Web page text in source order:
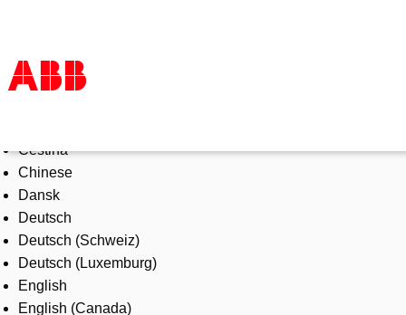
Products & Solutions
Industries
Services
About us
Where to buy
Contact us
Careers
Čeština
Chinese
Dansk
Deutsch
Deutsch (Schweiz)
Deutsch (Luxemburg)
English
English (Canada)